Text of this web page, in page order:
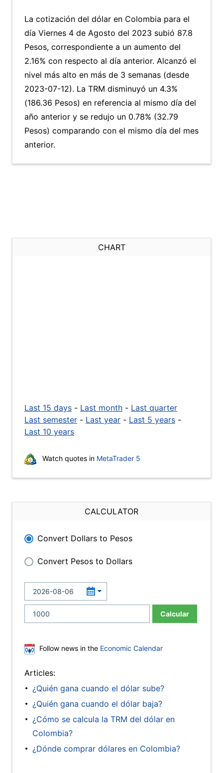
La cotización del dólar en Colombia para el
día Viernes 4 de Agosto del 2023 subió 87.8
Pesos, correspondiente a un aumento del
2.16% con respecto al día anterior. Alcanzó el
nivel más alto en más de 3 semanas (desde
2023-07-12). La TRM disminuyó un 4.3%
(186.36 Pesos) en referencia al mismo día del
año anterior y se redujo un 0.78% (32.79
Pesos) comparando con el mismo día del mes
anterior.
CHART
Last 15 days - Last month - Last quarter
Last semester - Last year - Last 5 years -
Last 10 years
Watch quotes in MetaTrader 5
CALCULATOR
Convert Dollars to Pesos
Convert Pesos to Dollars
Calcular
Follow news in the Economic Calendar
Articles:
¿Quién gana cuando el dólar sube?
¿Quién gana cuando el dólar baja?
¿Cómo se calcula la TRM del dólar en
Colombia?
¿Dónde comprar dólares en Colombia?